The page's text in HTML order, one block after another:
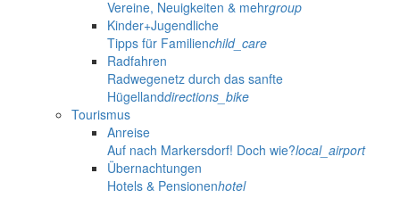
Vereine, Neuigkeiten & mehrgroup
Kinder+Jugendliche
Tipps für Familienchild_care
Radfahren
Radwegenetz durch das sanfte
Hügellanddirections_bike
Tourismus
Anreise
Auf nach Markersdorf! Doch wie?local_airport
Übernachtungen
Hotels & Pensionenhotel